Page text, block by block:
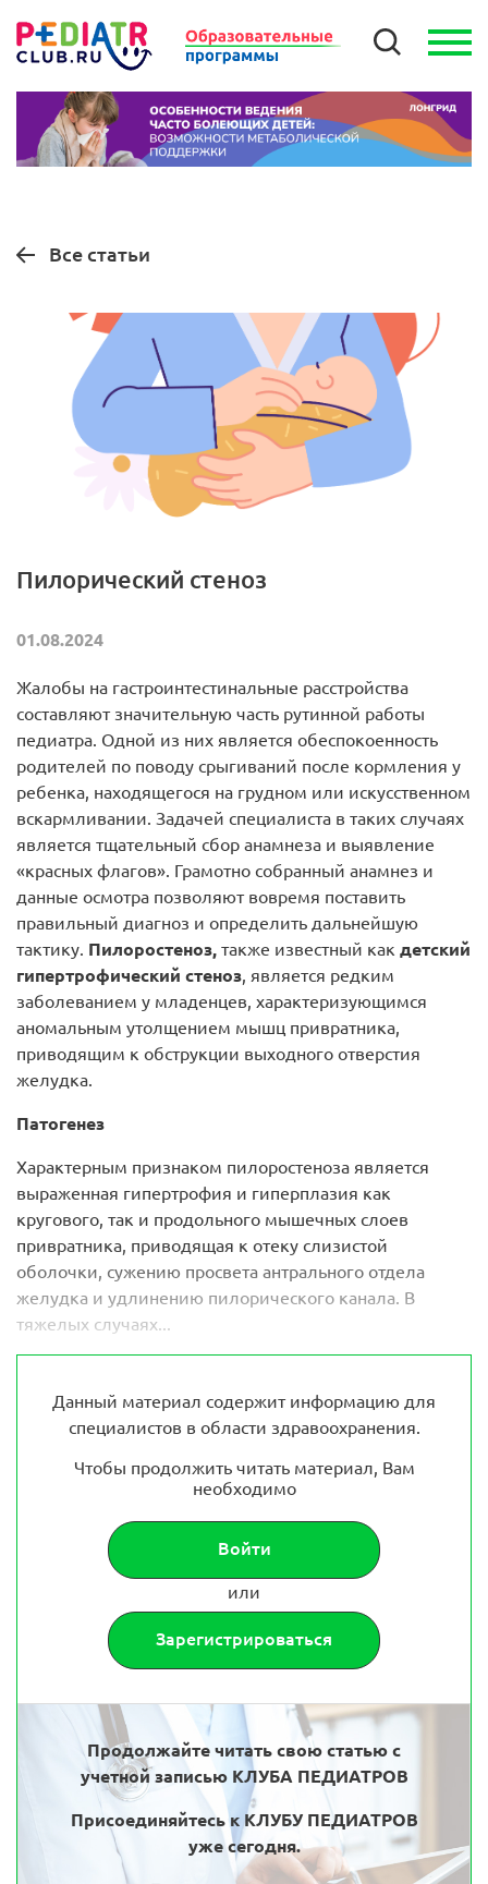
Все статьи
Пилорический стеноз
01.08.2024
Жалобы на гастроинтестинальные расстройства
составляют значительную часть рутинной работы
педиатра. Одной из них является обеспокоенность
родителей по поводу срыгиваний после кормления у
ребенка, находящегося на грудном или искусственном
вскармливании. Задачей специалиста в таких случаях
является тщательный сбор анамнеза и выявление
«красных флагов». Грамотно собранный анамнез и
данные осмотра позволяют вовремя поставить
правильный диагноз и определить дальнейшую
тактику. Пилоростеноз, также известный как детский
гипертрофический стеноз, является редким
заболеванием у младенцев, характеризующимся
аномальным утолщением мышц привратника,
приводящим к обструкции выходного отверстия
желудка.
Патогенез
Характерным признаком пилоростеноза является
выраженная гипертрофия и гиперплазия как
кругового, так и продольного мышечных слоев
привратника, приводящая к отеку слизистой
оболочки, сужению просвета антрального отдела
желудка и удлинению пилорического канала. В
тяжелых случаях...
Данный материал содержит информацию для
специалистов в области здравоохранения.
Чтобы продолжить читать материал, Вам
необходимо
Войти
или
Зарегистрироваться
Продолжайте читать свою статью с
учетной записью КЛУБА ПЕДИАТРОВ
Присоединяйтесь к КЛУБУ ПЕДИАТРОВ
уже сегодня.